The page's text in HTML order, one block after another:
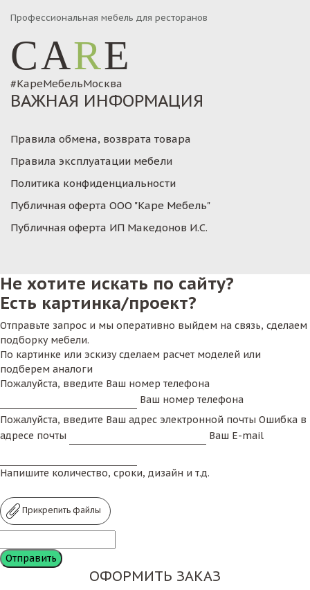
Профессиональная мебель для ресторанов
CARE
#КареМебельМосква
ВАЖНАЯ ИНФОРМАЦИЯ
Правила обмена, возврата товара
Правила эксплуатации мебели
Политика конфиденциальности
Публичная оферта ООО "Каре Мебель"
Публичная оферта ИП Македонов И.С.
Не хотите искать по сайту?
Есть картинка/проект?
Отправьте запрос и мы оперативно выйдем на связь, сделаем
подборку мебели.
По картинке или эскизу сделаем расчет моделей или
подберем аналоги
Пожалуйста, введите Ваш номер телефона
Ваш номер телефона
Пожалуйста, введите Ваш адрес электронной почты Ошибка в
адресе почты
Ваш E-mail
Напишите количество, сроки, дизайн и т.д.
Прикрепить файлы
ОФОРМИТЬ ЗАКАЗ